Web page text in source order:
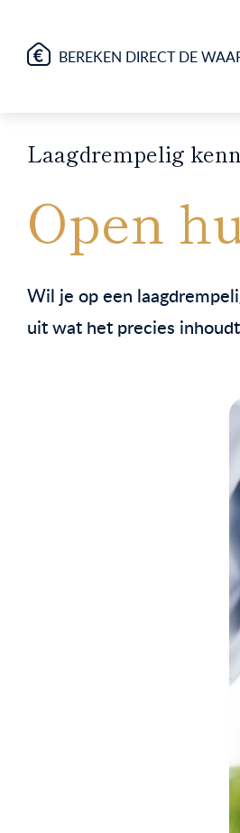
BEREKEN DIRECT DE
Laagdrempelig
Open
Wil je op een
uit wat het precies